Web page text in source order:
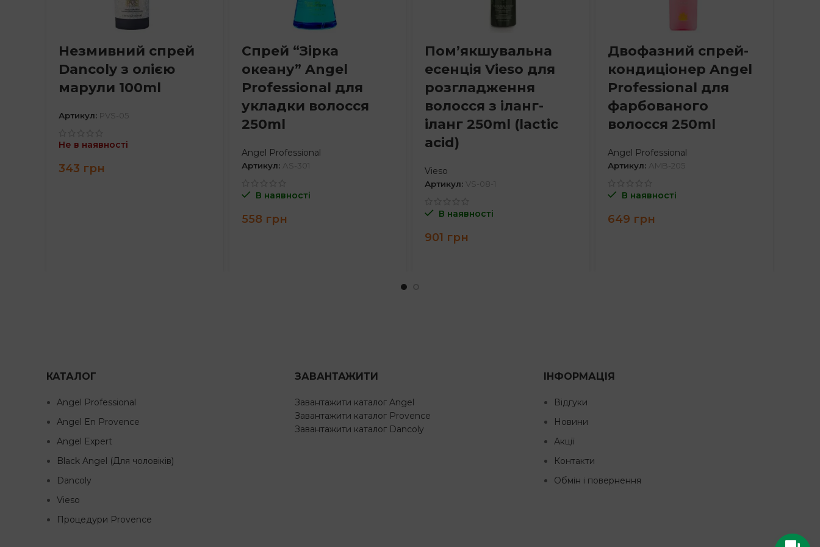
Незмивний спрей
Dancoly з олією
марули 100ml
Артикул: PVS-05
Не в наявності
343 грн
Спрей “Зірка
океану” Angel
Professional для
укладки волосся
250ml
Angel Professional
Артикул: AS-301
В наявності
558 грн
Пом’якшувальна
есенція Vieso для
розгладження
волосся з іланг-
іланг 250ml (lactic
acid)
Vieso
Артикул: VS-08-1
В наявності
901 грн
Двофазний спрей-
кондиціонер Angel
Professional для
фарбованого
волосся 250ml
Angel Professional
Артикул: AMB-205
В наявності
649 грн
КАТАЛОГ
Angel Professional
Angel En Provence
Angel Expert
Black Angel (Для чоловіків)
Dancoly
Vieso
Процедури Provence
ЗАВАНТАЖИТИ
Завантажити каталог Angel
Завантажити каталог Provence
Завантажити каталог Dancoly
ІНФОРМАЦІЯ
Відгуки
Новини
Акції
Контакти
Обмін і повернення